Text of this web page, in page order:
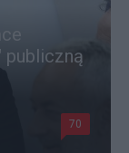
publiczną
70